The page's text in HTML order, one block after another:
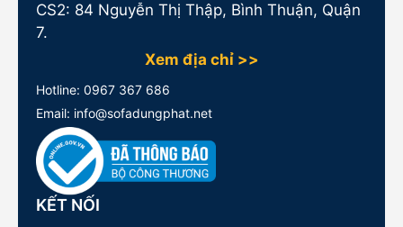
CS2: 84 Nguyễn Thị Thập, Bình Thuận, Quận
7.
Xem địa chỉ >>
Hotline: 0967 367 686
Email: info@sofadungphat.net
KẾT NỐI